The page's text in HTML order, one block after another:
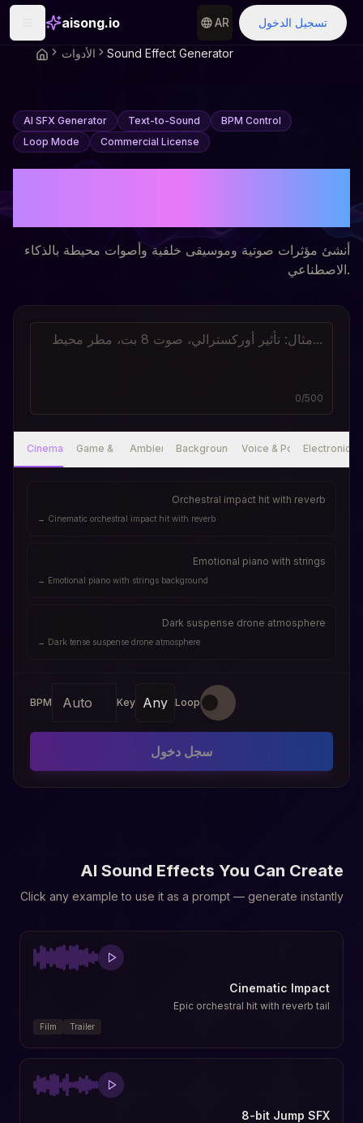
aisong.io AR تسجيل الدخول
الأدوات Sound Effect Generator
AI SFX Generator Text-to-Sound
BPM Control
Loop Mode
Commercial License
أنشئ مؤثرات صوتية وموسيقى خلفية وأصوات محيطة بالذكاء
الاصطناعي.
0/500
Cinematic Game & SFXAmbient Background MusicVoice & PodcastElectronic &
Orchestral impact hit with reverb
→ Cinematic orchestral impact hit with reverb
Emotional piano with strings
→ Emotional piano with strings background
Dark suspense drone atmosphere
→ Dark tense suspense drone atmosphere
BPM Key Loop
سجل دخول
AI Sound Effects You Can Create
Click any example to use it as a prompt — generate instantly
Cinematic Impact
Epic orchestral hit with reverb tail
Film Trailer
8-bit Jump SFX